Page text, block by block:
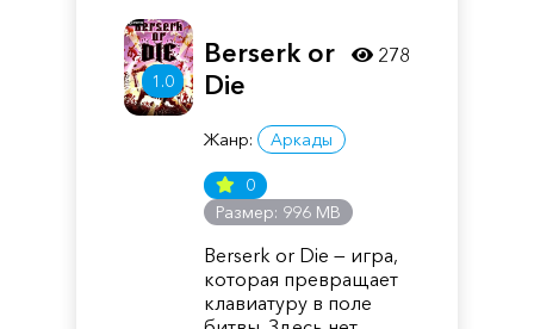
1.0
Berserk or
Die
Жанр: Аркады
0
Размер: 996 MB
Berserk or Die — игра,
которая превращает
клавиатуру в поле
278